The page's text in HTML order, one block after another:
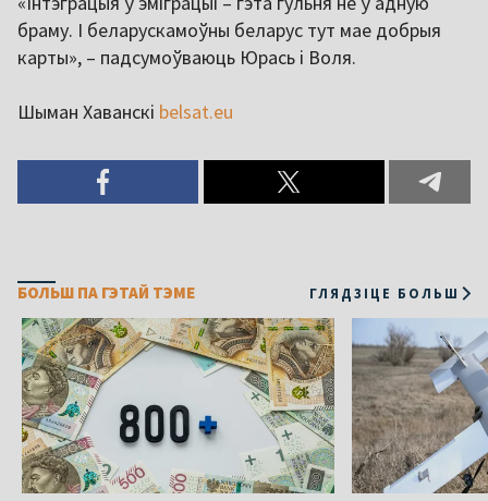
браму. І беларускамоўны беларус тут мае добрыя
карты», – падсумоўваюць Юрась і Воля.
Шыман Хаванскі belsat.eu
БОЛЬШ ПА ГЭТАЙ ТЭМЕ ГЛЯДЗІЦЕ БОЛЬШ